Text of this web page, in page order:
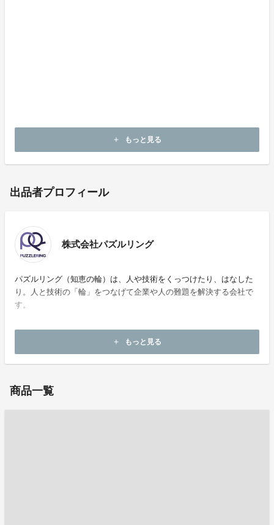
ができるという利点があると信じております。
add もっと見る
出品者プロフィール
株式会社パズルリング
パズルリング（知恵の輪）は、人や技術をくっつけたり、はなした
り。人と技術の「輪」をつなげて企業や人の難題を解決する会社で
す。
add もっと見る
商品一覧